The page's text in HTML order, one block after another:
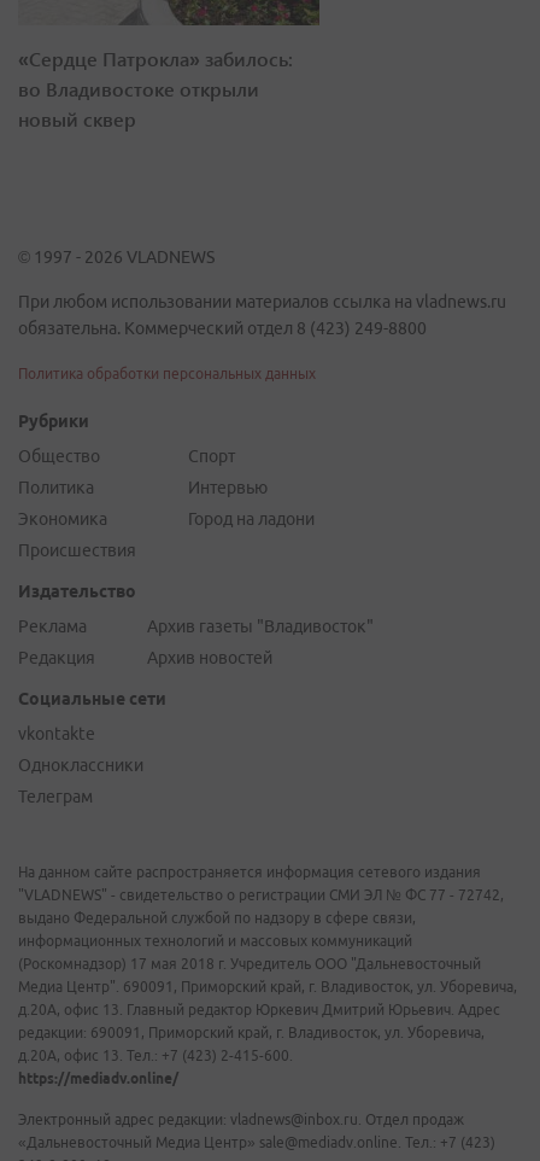
«Сердце Патрокла» забилось:
во Владивостоке открыли
новый сквер
© 1997 - 2026 VLADNEWS
При любом использовании материалов ссылка на vladnews.ru
обязательна. Коммерческий отдел 8 (423) 249-8800
Политика обработки персональных данных
Рубрики
Общество
Политика
Экономика
Происшествия
Спорт
Интервью
Город на ладони
Издательство
Реклама
Редакция
Архив газеты "Владивосток"
Архив новостей
Социальные сети
vkontakte
Одноклассники
Телеграм
На данном сайте распространяется информация сетевого издания
"VLADNEWS" - свидетельство о регистрации СМИ ЭЛ № ФС 77 - 72742,
выдано Федеральной службой по надзору в сфере связи,
информационных технологий и массовых коммуникаций
(Роскомнадзор) 17 мая 2018 г. Учредитель ООО "Дальневосточный
Медиа Центр". 690091, Приморский край, г. Владивосток, ул. Уборевича,
д.20А, офис 13. Главный редактор Юркевич Дмитрий Юрьевич. Адрес
редакции: 690091, Приморский край, г. Владивосток, ул. Уборевича,
д.20А, офис 13. Тел.: +7 (423) 2-415-600.
https://mediadv.online/
Электронный адрес редакции: vladnews@inbox.ru. Отдел продаж
«Дальневосточный Медиа Центр» sale@mediadv.online. Тел.: +7 (423)